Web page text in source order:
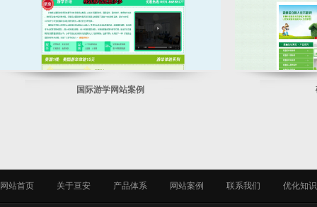
国际游学网站案例
网站首页 关于亘安 产品体系 网站案例 联系我们 优化知识